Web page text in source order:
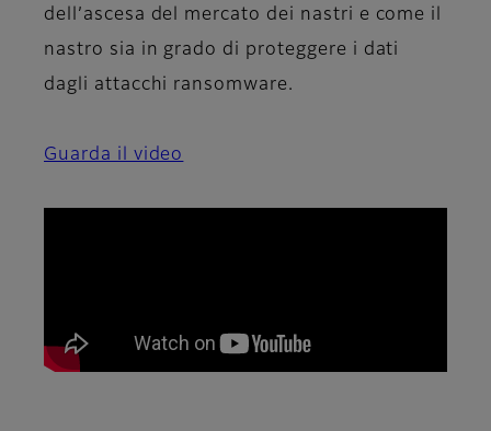
dell’ascesa del mercato dei nastri e come il
nastro sia in grado di proteggere i dati
dagli attacchi ransomware.
Guarda il video